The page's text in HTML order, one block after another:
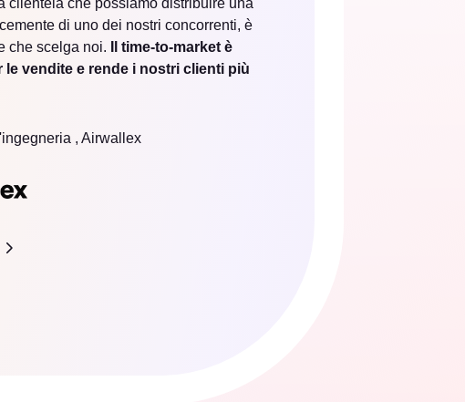
clientela che possiamo distribuire una
di uno dei nostri concorrenti, è
che scelga noi.
Il time-to-market è
le vendite e rende i nostri clienti più
, Airwallex